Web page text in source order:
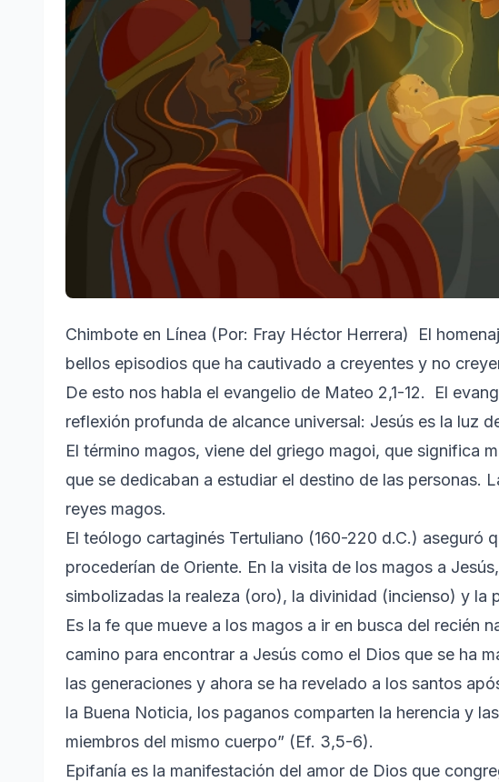
Chimbote en Línea (Por: Fray Héctor Herrera) El
bellos episodios que ha cautivado a creyentes y no
De esto nos habla el evangelio de Mateo 2,1-12. El
reflexión profunda de alcance universal: Jesús es la luz
El término magos, viene del griego magoi, que significa
que se dedicaban a estudiar el destino de las personas.
reyes magos.
El teólogo cartaginés Tertuliano (160-220 d.C.) aseguró
procederían de Oriente. En la visita de los magos a
simbolizadas la realeza (oro), la divinidad (incienso) y la
Es la fe que mueve a los magos a ir en busca del recién
camino para encontrar a Jesús como el Dios que se ha
las generaciones y ahora se ha revelado a los santos
la Buena Noticia, los paganos comparten la herencia y
miembros del mismo cuerpo” (Ef. 3,5-6).
Epifanía es la manifestación del amor de Dios que